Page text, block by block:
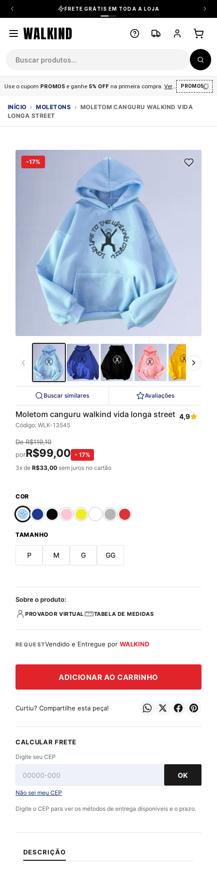
FRETE GRÁTIS EM TODA A LOJA
WALKIND
Use o cupom PROMO5 e ganhe 5% OFF na primeira compra Ver condições .
PROMO5
INÍCIO › MOLETONS › MOLETOM CANGURU WALKIND VIDA
LONGA STREET
-17%
Buscar similares Avaliações
Moletom canguru walkind vida longa street
Código: WLK-13545
4,9
DeR$119,10
porR$99,00 - 17%
3x de R$33,00 sem juros no cartão
COR
TAMANHO
P M G GG
Sobre o produto:
PROVADOR VIRTUAL TABELA DE MEDIDAS
REQUESTVendido e Entregue porWALKIND
ADICIONAR AO CARRINHO
Curtiu? Compartilhe esta peça!
CALCULAR FRETE
Digite seu CEP
OK
Não sei meu CEP
Digite o CEP para ver os métodos de entrega disponíveis e o prazo.
DESCRIÇÃO